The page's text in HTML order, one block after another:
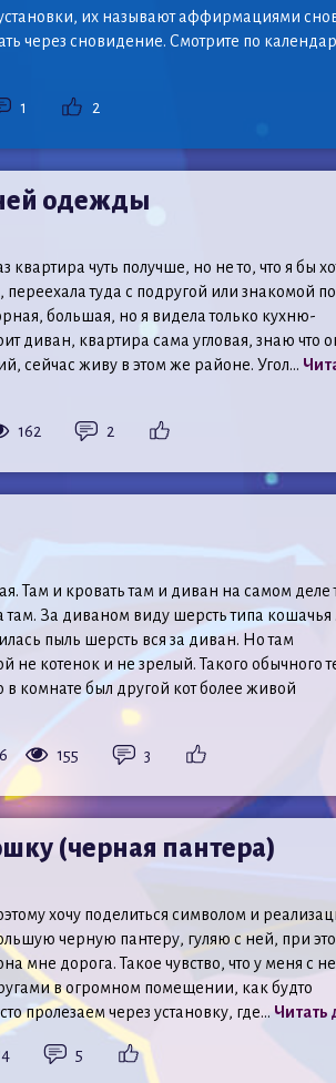
их называют аффирмациями
через сновидение. Смотрите по
1 2
одежды
квартира чуть получше, но не то, что я бы
туда с подругой или знакомой
большая, но я видела только кухню-
диван, квартира сама угловая, знаю что
сейчас живу в этом же районе. Угол...
162 2
Там и кровать там и диван на самом деле
За диваном виду шерсть типа кошачья .
пыль шерсть вся за диван. Но там
не котенок и не зрелый. Такого обычного
в комнате был другой кот более живой
155 3
(черная пантера)
хочу поделиться символом и
черную пантеру, гуляю с ней, при
мне дорога. Такое чувство, что у меня с
в огромном помещении, как будто
пролезаем через установку, где... Читать
5